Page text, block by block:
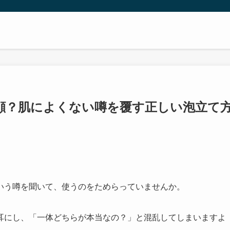
？肌によくない噂を覆す正しい泡立て
噂を聞いて、使うのをためらっていませんか。
し、「一体どちらが本当なの？」と混乱してしまいますよ